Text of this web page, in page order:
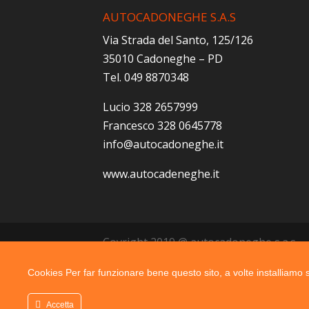
AUTOCADONEGHE S.A.S
Via Strada del Santo, 125/126
35010 Cadoneghe – PD
Tel. 049 8870348
Lucio 328 2657999
Francesco 328 0645778
info@autocadoneghe.it
www.autocadeneghe.it
Coyright 2019 @ autocadoneghe s.a.s.
Cookies Per far funzionare bene questo sito, a volte
Accetta